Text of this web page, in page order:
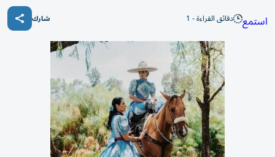
استمع دقائق القراءة - 1 شارك